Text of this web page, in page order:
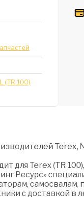
(TR 100)
Terex,
для Terex (TR
Ресурс»
самосвалам,
с доставкой